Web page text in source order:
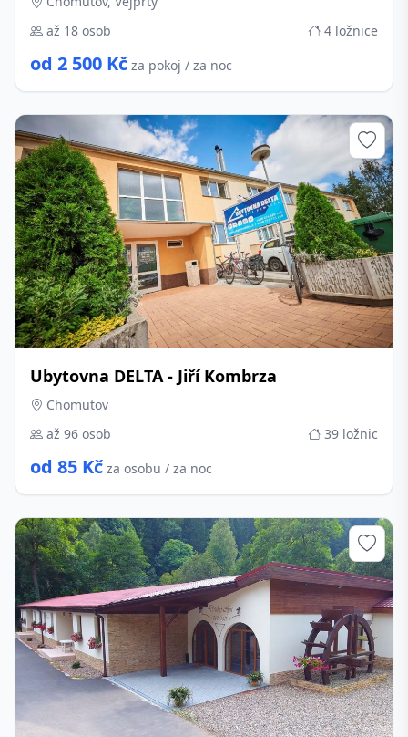
až 18 osob
4 ložnice
od 2 500 Kč za pokoj / za noc
Ubytovna DELTA - Jiří Kombrza
Chomutov
až 96 osob
39 ložnic
od 85 Kč za osobu / za noc